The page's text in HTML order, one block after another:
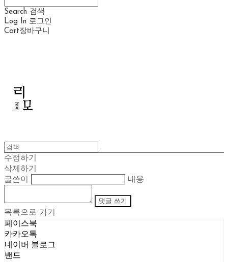
Search 검색
Log In 로그인
Cart장바구니
수정하기
삭제하기
글쓴이
내용
댓글 쓰기
목록으로 가기
페이스북
카카오톡
네이버 블로그
밴드